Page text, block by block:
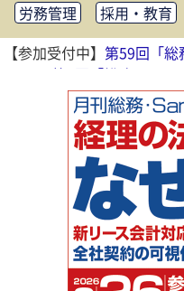
労務管理 採用・教育
健康経営
働き方改革
法務・コンプライアンス
リスクマネジメント・
社外・社内広報
社外・社内コミュニケ
FM・オフィス移転
テクノロジー活用・DX
助成金・補助金・コスト
アウトソーシング・BPO
【参加受付中】 第59回「総
第4回「総務サロン